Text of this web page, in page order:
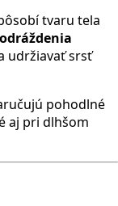
tvaru tela
udržiavať srsť
pohodlné
aj pri dlhšom